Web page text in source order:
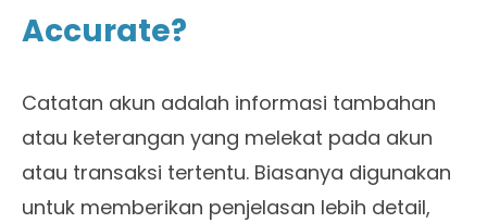
Accurate?
Catatan akun adalah informasi tambahan
atau keterangan yang melekat pada akun
atau transaksi tertentu. Biasanya digunakan
untuk memberikan penjelasan lebih detail,